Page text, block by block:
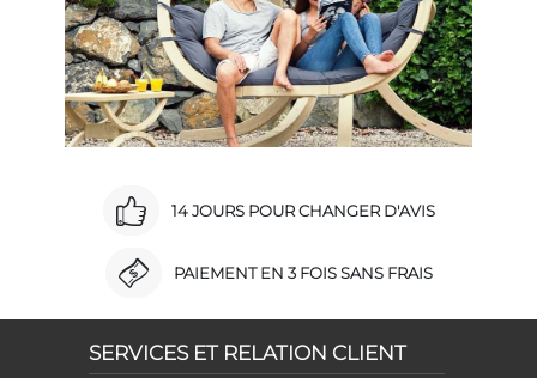
14 JOURS POUR CHANGER D'AVIS
PAIEMENT EN 3 FOIS SANS FRAIS
SERVICES ET RELATION CLIENT